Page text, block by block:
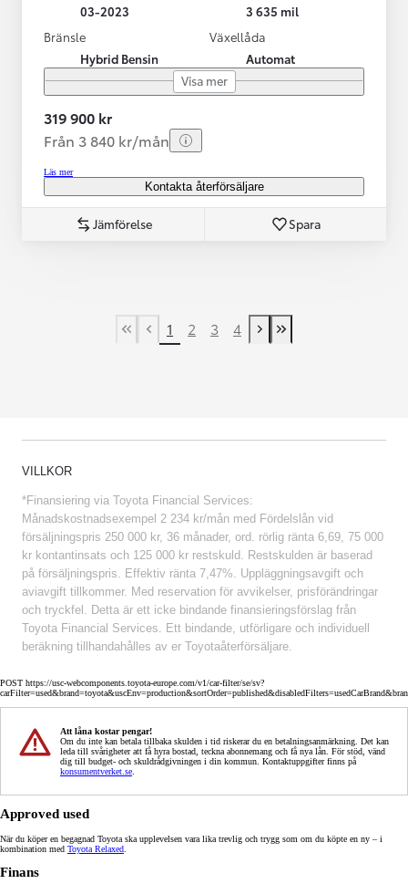
03-2023
3 635 mil
Bränsle
Hybrid Bensin
Växellåda
Automat
Visa mer
319 900 kr
Från 3 840 kr/mån
Läs mer
Kontakta återförsäljare
Jämförelse Spara
First Page
Previous page
1 2 3 4
Next page
Last Page
VILLKOR
*Finansiering via Toyota Financial Services:
Månadskostnadsexempel 2 234 kr/mån med Fördelslån vid
försäljningspris 250 000 kr, 36 månader, ord. rörlig ränta 6,69, 75 000
kr kontantinsats och 125 000 kr restskuld. Restskulden är baserad
på försäljningspris. Effektiv ränta 7,47%. Uppläggningsavgift och
aviavgift tillkommer. Med reservation för avvikelser, prisförändringar
och tryckfel. Detta är ett icke bindande finansieringsförslag från
Toyota Financial Services. Ett bindande, utförligare och individuell
beräkning tillhandahålles av er Toyotaåterförsäljare.
POST https://usc-webcomponents.toyota-europe.com/v1/car-filter/se/sv?
Att låna kostar pengar!
Om du inte kan betala tillbaka skulden i tid riskerar du en betalningsanmärkning. Det kan
leda till svårigheter att få hyra bostad, teckna abonnemang och få nya lån. För stöd, vänd
dig till budget- och skuldrådgivningen i din kommun. Kontaktuppgifter finns på
konsumentverket.se
Approved used
När du köper en begagnad Toyota ska upplevelsen vara lika trevlig och trygg som om du köpte en ny – i
kombination med Toyota Relaxed
Finans